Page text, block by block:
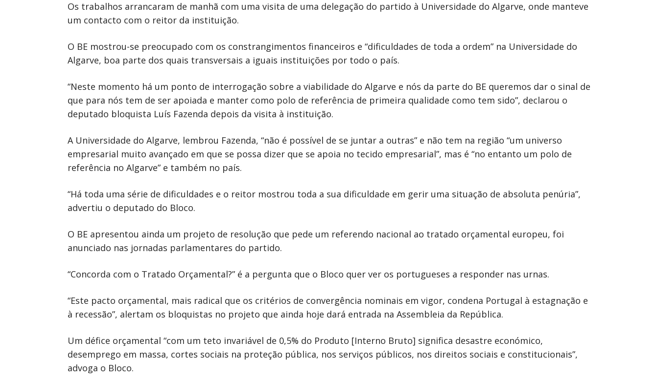
Os trabalhos arrancaram de manhã com uma visita de uma delegação do partido à Universidade do Algarve, onde manteve
um contacto com o reitor da instituição.
O BE mostrou-se preocupado com os constrangimentos financeiros e “dificuldades de toda a ordem” na Universidade do
Algarve, boa parte dos quais transversais a iguais instituições por todo o país.
“Neste momento há um ponto de interrogação sobre a viabilidade do Algarve e nós da parte do BE queremos dar o sinal de
que para nós tem de ser apoiada e manter como polo de referência de primeira qualidade como tem sido”, declarou o
deputado bloquista Luís Fazenda depois da visita à instituição.
A Universidade do Algarve, lembrou Fazenda, “não é possível de se juntar a outras” e não tem na região “um universo
empresarial muito avançado em que se possa dizer que se apoia no tecido empresarial”, mas é “no entanto um polo de
referência no Algarve” e também no país.
“Há toda uma série de dificuldades e o reitor mostrou toda a sua dificuldade em gerir uma situação de absoluta penúria”,
advertiu o deputado do Bloco.
O BE apresentou ainda um projeto de resolução que pede um referendo nacional ao tratado orçamental europeu, foi
anunciado nas jornadas parlamentares do partido.
“Concorda com o Tratado Orçamental?” é a pergunta que o Bloco quer ver os portugueses a responder nas urnas.
“Este pacto orçamental, mais radical que os critérios de convergência nominais em vigor, condena Portugal à estagnação e
à recessão”, alertam os bloquistas no projeto que ainda hoje dará entrada na Assembleia da República.
Um défice orçamental “com um teto invariável de 0,5% do Produto [Interno Bruto] significa desastre económico,
desemprego em massa, cortes sociais na proteção pública, nos serviços públicos, nos direitos sociais e constitucionais”,
advoga o Bloco.